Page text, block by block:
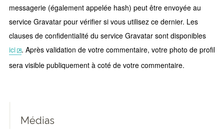
messagerie (également appelée hash) peut être envoyée au
service Gravatar pour vérifier si vous utilisez ce dernier. Les
clauses de confidentialité du service Gravatar sont disponibles
ici . Après validation de votre commentaire, votre photo de profil
sera visible publiquement à coté de votre commentaire.
Médias